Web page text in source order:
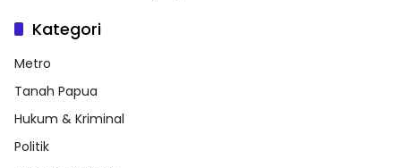
Kategori
Metro
Tanah Papua
Hukum & Kriminal
Politik